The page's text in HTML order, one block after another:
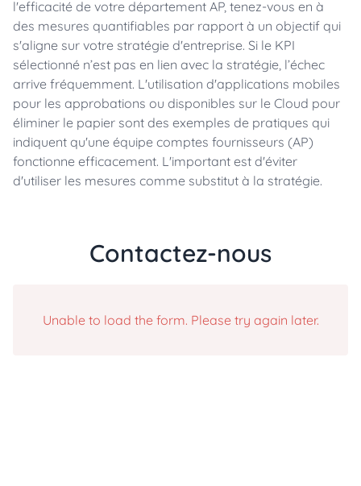
l'efficacité de votre département AP, tenez-vous en à
des mesures quantifiables par rapport à un objectif qui
s'aligne sur votre stratégie d'entreprise. Si le KPI
sélectionné n’est pas en lien avec la stratégie, l’échec
arrive fréquemment. L'utilisation d'applications mobiles
pour les approbations ou disponibles sur le Cloud pour
éliminer le papier sont des exemples de pratiques qui
indiquent qu'une équipe comptes fournisseurs (AP)
fonctionne efficacement. L'important est d'éviter
d'utiliser les mesures comme substitut à la stratégie.
Contactez-nous
Unable to load the form. Please try again later.